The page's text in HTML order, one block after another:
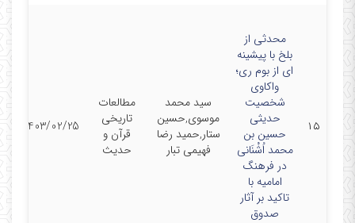
۱۵
محدثی از
بلخ با پیشینه
ای از بوم ری؛
واکاوی
شخصیت
حدیثی
حسین بن
محمد اُشْنَانی
در فرهنگ
امامیه با
تاکید بر آثار
صدوق
سید محمد
موسوی,حسین
ستار,حمید رضا
فهیمی تبار
مطالعات
تاریخی
قرآن و
حدیث
1403/02/25